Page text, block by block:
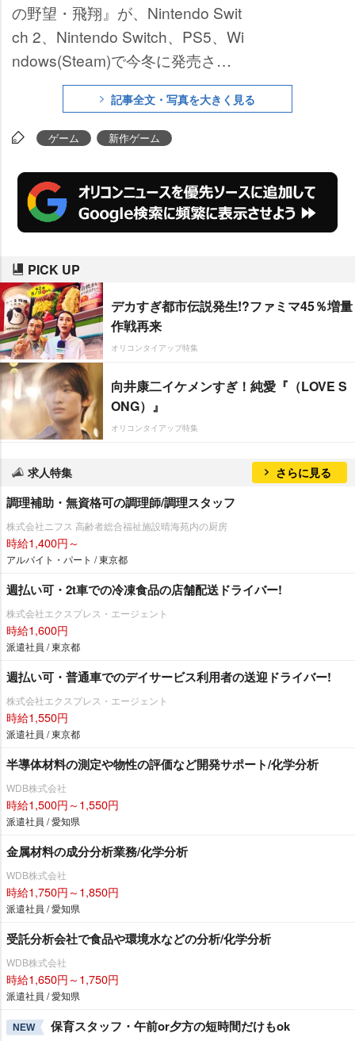
の野望・飛翔』が、Nintendo Swit
ch 2、Nintendo Switch、PS5、Wi
ndows(Steam)で今冬に発売され
ることが発表された。9日に配信
された『ニンテンドーダイレク
ト』内にて発表された。
記事全文・写真を大きく見る
ゲーム 新作ゲーム
PICK UP
デカすぎ都市伝説発生!?ファミマ45％増量
作戦再来
オリコンタイアップ特集
向井康二イケメンすぎ！純愛『（LOVE S
ONG）』
オリコンタイアップ特集
求人特集 さらに見る
調理補助・無資格可の調理師/調理スタッフ
株式会社ニフス 高齢者総合福祉施設晴海苑内の厨房
時給1,400円～
アルバイト・パート / 東京都
週払い可・2t車での冷凍食品の店舗配送ドライバー!
株式会社エクスプレス・エージェント
時給1,600円
派遣社員 / 東京都
週払い可・普通車でのデイサービス利用者の送迎ドライバー!
株式会社エクスプレス・エージェント
時給1,550円
派遣社員 / 東京都
半導体材料の測定や物性の評価など開発サポート/化学分析
WDB株式会社
時給1,500円～1,550円
派遣社員 / 愛知県
金属材料の成分分析業務/化学分析
WDB株式会社
時給1,750円～1,850円
派遣社員 / 愛知県
受託分析会社で食品や環境水などの分析/化学分析
WDB株式会社
時給1,650円～1,750円
派遣社員 / 愛知県
NEW 保育スタッフ・午前or夕方の短時間だけもok